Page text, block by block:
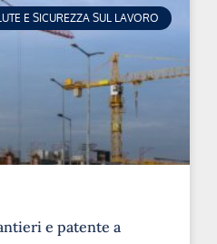
E SICUREZZA SUL LAVORO
e patente a